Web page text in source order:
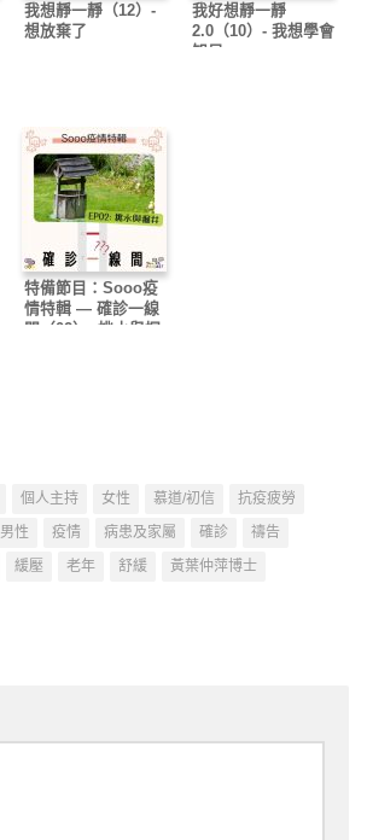
我想靜一靜（12）-
想放棄了
我好想靜一靜
2.0（10）- 我想學會
知足
特備節目：Sooo疫
情特輯 — 確診一線
間（02）- 挑水與掘
個人主持 女性 慕道/初信
抗疫疲勞
男性 疫情 病患及家屬 確診
禱告
緩壓 老年 舒緩 黃葉仲萍博士